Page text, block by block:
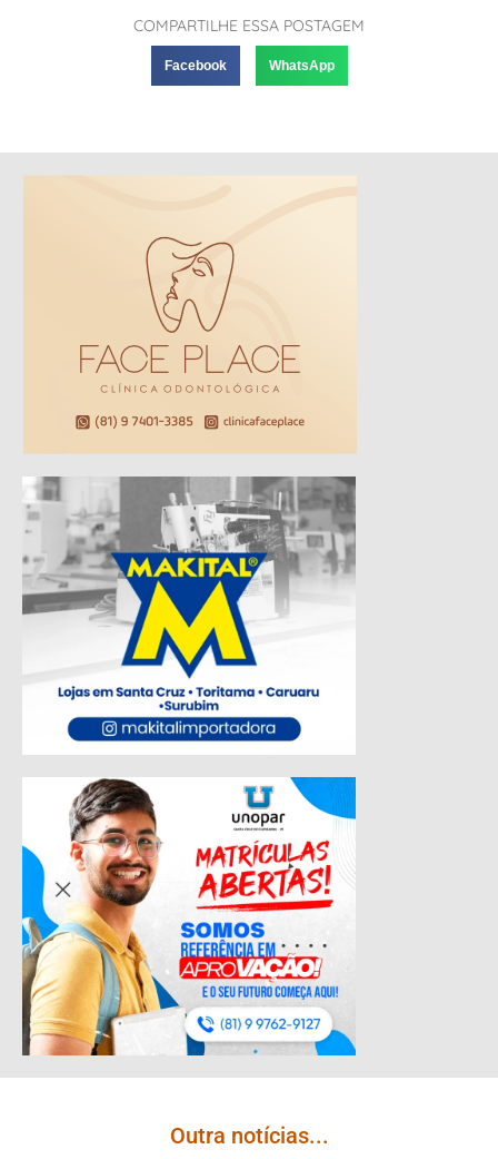
COMPARTILHE ESSA POSTAGEM
Facebook WhatsApp
Outra notícias...